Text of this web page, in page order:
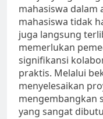
mahasiswa dalam
mahasiswa tidak
juga langsung
memerlukan
signifikansi
praktis. Melalui
menyelesaikan
mengembangkan
yang sangat